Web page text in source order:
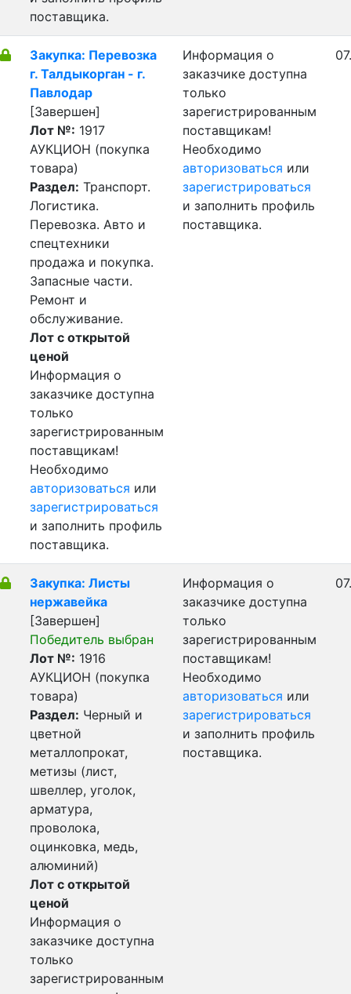
поставщика.
Закупка: Перевозка
г. Талдыкорган - г.
Павлодар
[Завершен]
Лот №: 1917
АУКЦИОН (покупка
товара)
Раздел: Транспорт.
Логистика.
Перевозка. Авто и
спецтехники
продажа и покупка.
Запасные части.
Ремонт и
обслуживание.
Лот с открытой
ценой
Информация о
заказчике доступна
только
зарегистрированным
поставщикам!
Необходимо
авторизоваться или
зарегистрироваться
и заполнить профиль
поставщика.
Информация о
заказчике доступна
только
зарегистрированным
поставщикам!
Необходимо
авторизоваться или
зарегистрироваться
и заполнить профиль
поставщика.
Закупка: Листы
нержавейка
[Завершен]
Победитель выбран
Лот №: 1916
АУКЦИОН (покупка
товара)
Раздел: Черный и
цветной
металлопрокат,
метизы (лист,
швеллер, уголок,
арматура,
проволока,
оцинковка, медь,
алюминий)
Лот с открытой
ценой
Информация о
заказчике доступна
только
зарегистрированным
Информация о
заказчике доступна
только
зарегистрированным
поставщикам!
Необходимо
авторизоваться или
зарегистрироваться
и заполнить профиль
поставщика.